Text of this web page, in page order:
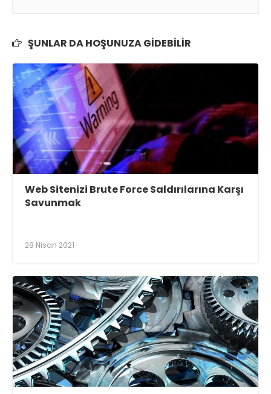
ŞUNLAR DA HOŞUNUZA GIDEBILIR
Web Sitenizi Brute Force Saldırılarına Karşı
Savunmak
28 Nisan 2021